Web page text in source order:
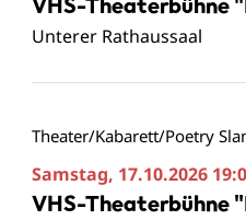
Unterer Rathaussaal
Theater/Kabarett/Poetry
Samstag, 17.10.2026
VHS-Theaterbühne